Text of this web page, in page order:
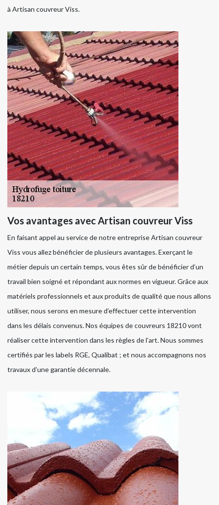
à Artisan couvreur Viss.
Vos avantages avec Artisan couvreur Viss
En faisant appel au service de notre entreprise Artisan couvreur
Viss vous allez bénéficier de plusieurs avantages. Exerçant le
métier depuis un certain temps, vous êtes sûr de bénéficier d’un
travail bien soigné et répondant aux normes en vigueur. Grâce aux
matériels professionnels et aux produits de qualité que nous allons
utiliser, nous serons en mesure d’effectuer cette intervention
dans les délais convenus. Nos équipes de couvreurs 18210 vont
réaliser cette intervention dans les règles de l’art. Nous sommes
certifiés par les labels RGE, Qualibat ; et nous accompagnons nos
travaux d’une garantie décennale.